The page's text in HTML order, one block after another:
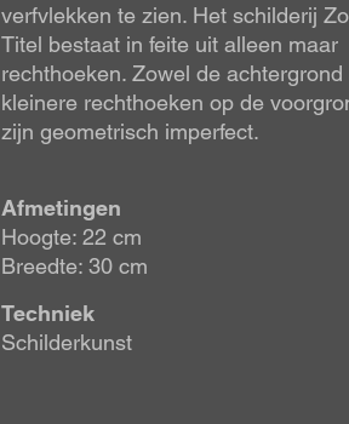
verfvlekken te zien. Het schilderij
Titel bestaat in feite uit alleen maar
rechthoeken. Zowel de achtergrond
kleinere rechthoeken op de
zijn geometrisch imperfect.
Afmetingen
Hoogte: 22 cm
Breedte: 30 cm
Techniek
Schilderkunst